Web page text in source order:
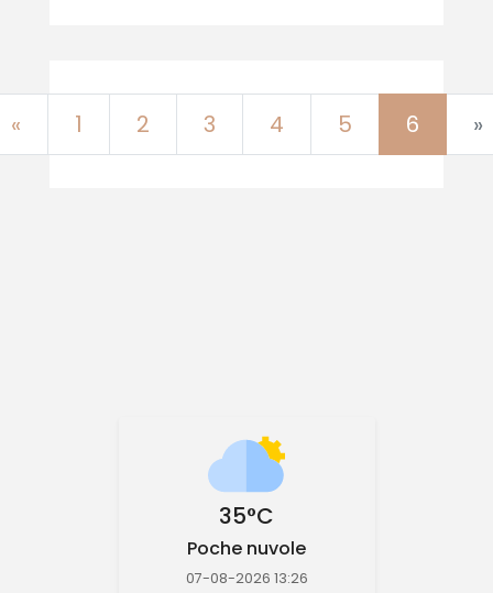
«Previous
1 2 3 4 5 6 »
35°C
Poche nuvole
07-08-2026 13:26